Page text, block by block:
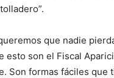
que nadie
esto son el Fiscal
Son formas fáciles que